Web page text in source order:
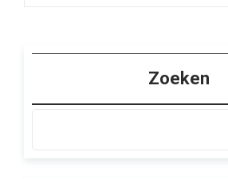
Zoeken